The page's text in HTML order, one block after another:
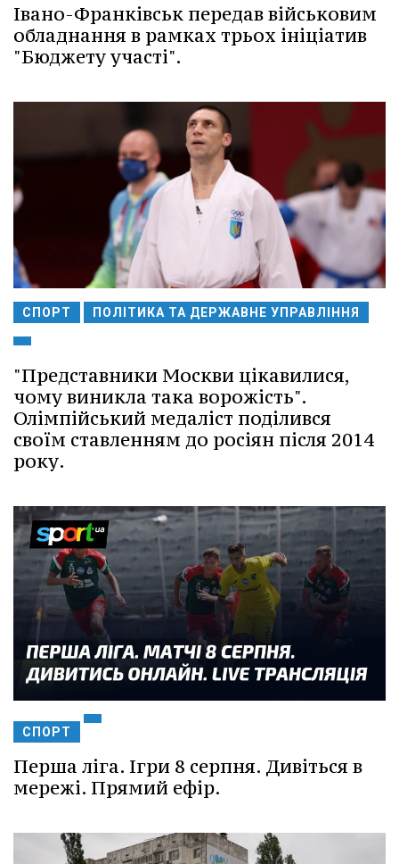
Івано-Франківськ передав військовим
обладнання в рамках трьох ініціатив
"Бюджету участі".
СПОРТ ПОЛІТИКА ТА ДЕРЖАВНЕ УПРАВЛІННЯ
"Представники Москви цікавилися,
чому виникла така ворожість".
Олімпійський медаліст поділився
своїм ставленням до росіян після 2014
року.
СПОРТ
Перша ліга. Ігри 8 серпня. Дивіться в
мережі. Прямий ефір.